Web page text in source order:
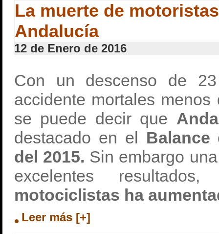
La muerte de
Andalucía
12 de Enero de 2016
Con un descenso de
accidente mortales
se puede decir que
destacado en el Balance
del 2015. Sin embargo
excelentes
motociclistas ha
Leer más [+]